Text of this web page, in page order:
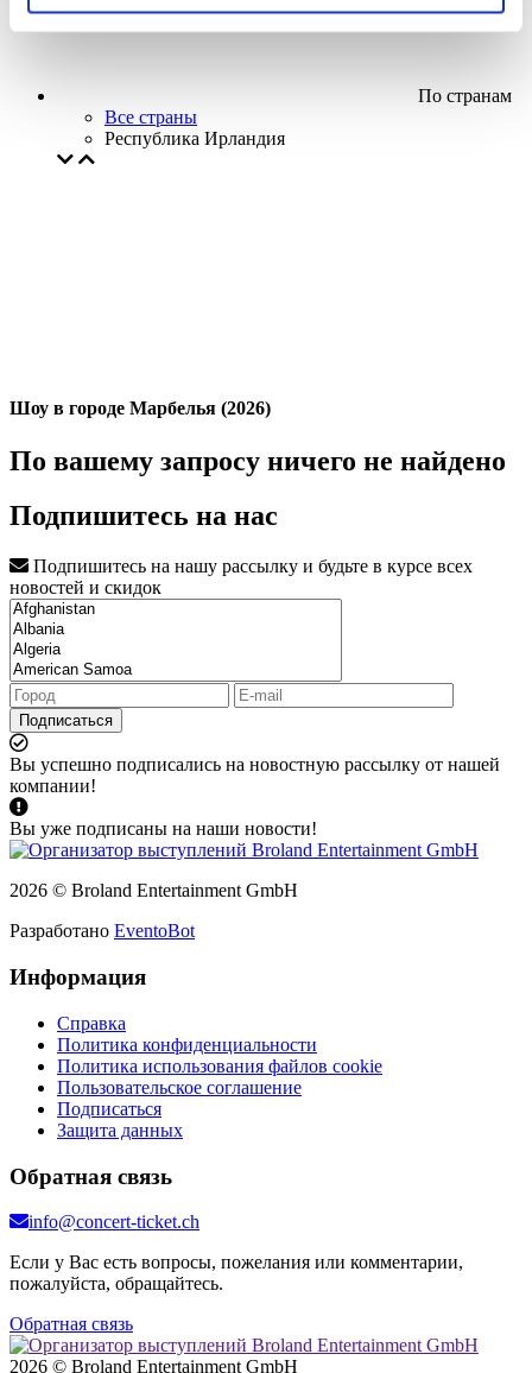
По странам
Все страны
Республика Ирландия
Шоу в городе Марбелья (2026)
По вашему запросу ничего не найдено
Подпишитесь на нас
Подпишитесь на нашу рассылку и будьте в курсе всех
новостей и скидок
Подписаться
Вы успешно подписались на новостную рассылку от нашей
компании!
Вы уже подписаны на наши новости!
2026 © Broland Entertainment GmbH
Разработано EventoBot
Информация
Справка
Политика конфиденциальности
Политика использования файлов cookie
Пользовательское соглашение
Подписаться
Защита данных
Обратная связь
info@concert-ticket.ch
Если у Вас есть вопросы, пожелания или комментарии,
пожалуйста, обращайтесь.
Обратная связь
2026 © Broland Entertainment GmbH